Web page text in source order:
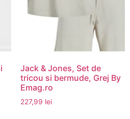
Jack & Jones, Set de
tricou si bermude, Grej By
Emag.ro
227,99 lei